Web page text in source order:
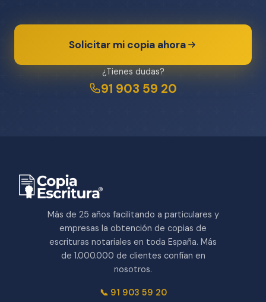
Solicitar mi copia ahora
¿Tienes dudas?
91 903 59 20
Más de 25 años facilitando a particulares y
empresas la obtención de copias de
escrituras notariales en toda España. Más
de 1.000.000 de clientes confían en
nosotros.
📞 91 903 59 20